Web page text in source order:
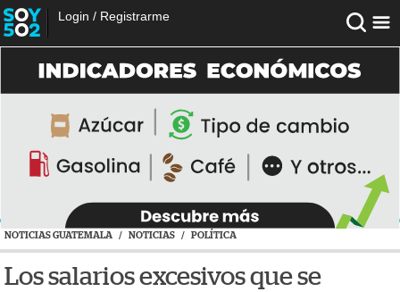
Login / Registrarme
NOTICIAS GUATEMALA / NOTICIAS / POLÍTICA
Los salarios excesivos que se